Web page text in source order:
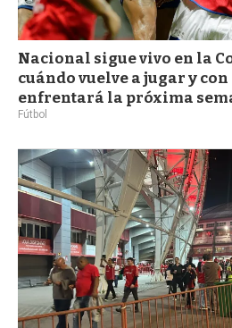
Nacional sigue vivo en la
cuándo vuelve a jugar y
enfrentará la próxima
Fútbol